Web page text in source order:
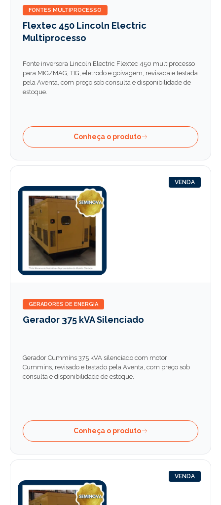
FONTES MULTIPROCESSO
Flextec 450 Lincoln Electric
Multiprocesso
Fonte inversora Lincoln Electric Flextec 450 multiprocesso
para MIG/MAG, TIG, eletrodo e goivagem, revisada e testada
pela Aventa, com preço sob consulta e disponibilidade de
estoque.
Conheça o produto
VENDA
GERADORES DE ENERGIA
Gerador 375 kVA Silenciado
Gerador Cummins 375 kVA silenciado com motor
Cummins, revisado e testado pela Aventa, com preço sob
consulta e disponibilidade de estoque.
Conheça o produto
VENDA